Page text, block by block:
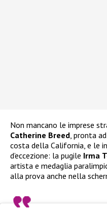
Non mancano le imprese
Catherine Breed , pronta
costa della California, e le
d’eccezione: la pugile Irma
artista e medaglia
alla prova anche nella